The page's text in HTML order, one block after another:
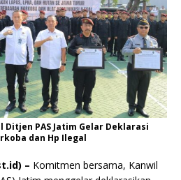
Ditjen PAS Jatim Gelar Deklarasi
dan Hp Ilegal
– Komitmen bersama, Kanwil